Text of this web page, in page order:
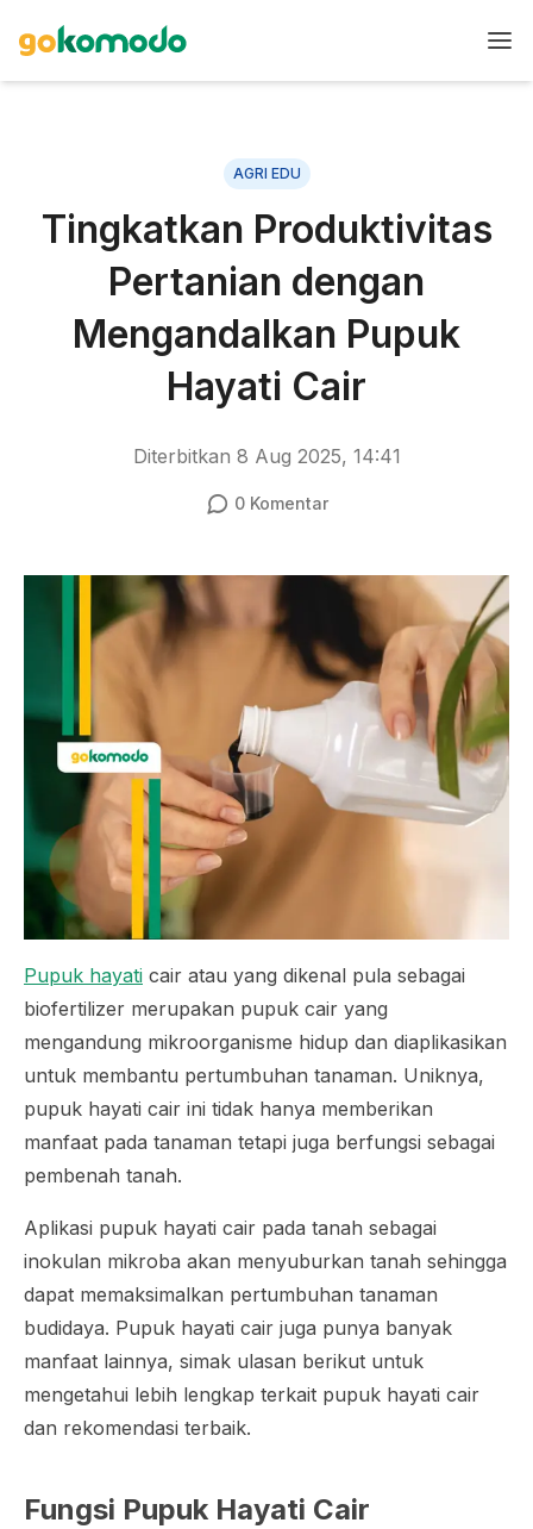
AGRI EDU
Tingkatkan Produktivitas
Pertanian dengan
Mengandalkan Pupuk
Hayati Cair
Diterbitkan 8 Aug 2025, 14:41
0Komentar
Pupuk hayati cair atau yang dikenal pula sebagai
biofertilizer merupakan pupuk cair yang
mengandung mikroorganisme hidup dan diaplikasikan
untuk membantu pertumbuhan tanaman. Uniknya,
pupuk hayati cair ini tidak hanya memberikan
manfaat pada tanaman tetapi juga berfungsi sebagai
pembenah tanah.
Aplikasi pupuk hayati cair pada tanah sebagai
inokulan mikroba akan menyuburkan tanah sehingga
dapat memaksimalkan pertumbuhan tanaman
budidaya. Pupuk hayati cair juga punya banyak
manfaat lainnya, simak ulasan berikut untuk
mengetahui lebih lengkap terkait pupuk hayati cair
dan rekomendasi terbaik.
Fungsi Pupuk Hayati Cair